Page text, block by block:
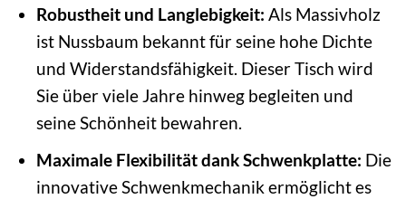
Robustheit und Langlebigkeit: Als Massivholz
ist Nussbaum bekannt für seine hohe Dichte
und Widerstandsfähigkeit. Dieser Tisch wird
Sie über viele Jahre hinweg begleiten und
seine Schönheit bewahren.
Maximale Flexibilität dank Schwenkplatte: Die
innovative Schwenkmechanik ermöglicht es